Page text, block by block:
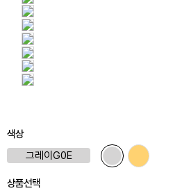
색상
그레이G0E
상품선택